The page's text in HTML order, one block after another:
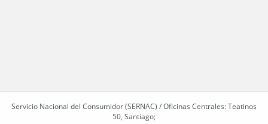
Servicio Nacional del Consumidor (SERNAC) / Oficinas Centrales: Teatinos
50, Santiago;